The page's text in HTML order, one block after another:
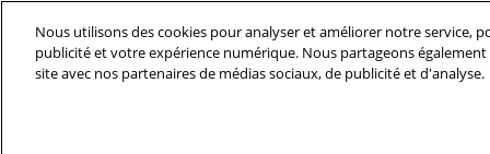
au
contenu
17-19 Septembre 2026
Nous utilisons des cookies pour analyser et améliorer notre service,
publicité et votre expérience numérique. Nous partageons
site avec nos partenaires de médias sociaux, de publicité et d'analyse.